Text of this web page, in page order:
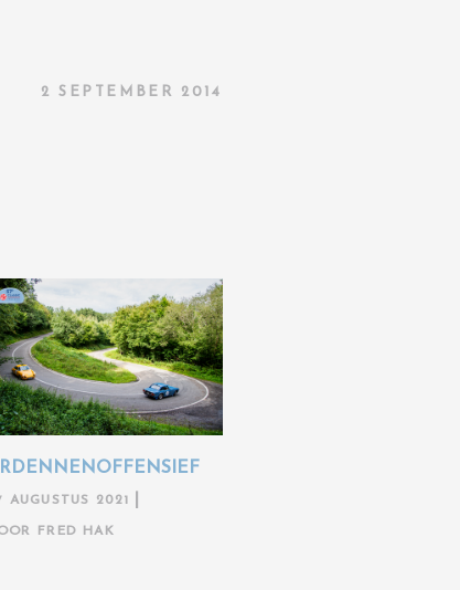
2 SEPTEMBER 2014
AUGUSTUS 2021
FRED HAK